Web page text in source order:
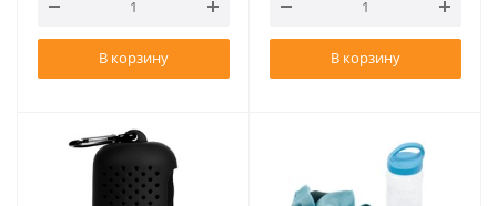
В корзину В корзину